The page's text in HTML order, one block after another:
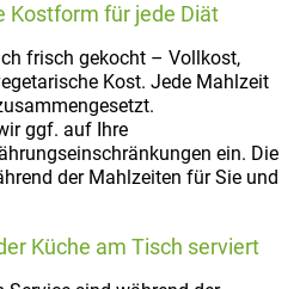
Kostform für jede Diät
frisch gekocht – Vollkost,
Kost. Jede Mahlzeit
ggf. auf Ihre
ein. Die
der Mahlzeiten für Sie und
Küche am Tisch serviert